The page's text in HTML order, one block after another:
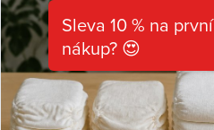
Sleva 10 % na první
nákup? 😍